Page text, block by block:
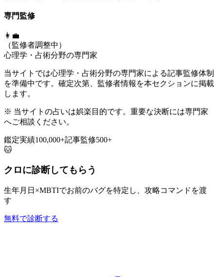
専門監修
👩‍💼
（監修者調整中）
心理学・占術分野の専門家
当サイトでは心理学・占術分野の専門家による記事監修体制
を準備中です。確定次第、監修者情報を本セクションに掲載
します。
※ 当サイトの占いは娯楽目的です。重要な決断には専門家
へご相談ください。
鑑定実績100,000+記事監修500+
🐱
クロに診断してもらう
生年月日×MBTIでお前のバグを特定し、攻略コマンドを渡
す
無料で診断する